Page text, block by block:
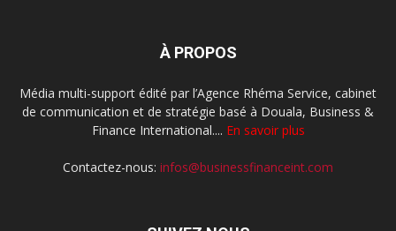
À PROPOS
Média multi-support édité par l’Agence Rhéma Service, cabinet
de communication et de stratégie basé à Douala, Business &
Finance International.... En savoir plus
Contactez-nous: infos@businessfinanceint.com